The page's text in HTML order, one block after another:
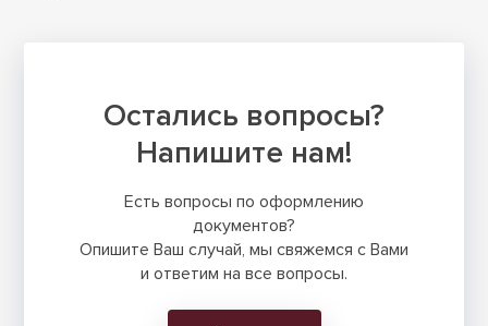
Остались вопросы?
Напишите нам!
Есть вопросы по оформлению
документов?
Опишите Ваш случай, мы свяжемся с Вами
и ответим на все вопросы.